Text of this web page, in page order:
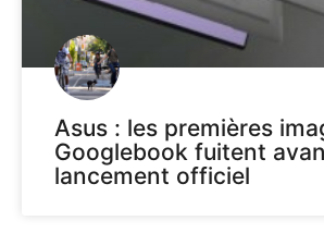
Asus : les premières
Googlebook fuitent
lancement officiel